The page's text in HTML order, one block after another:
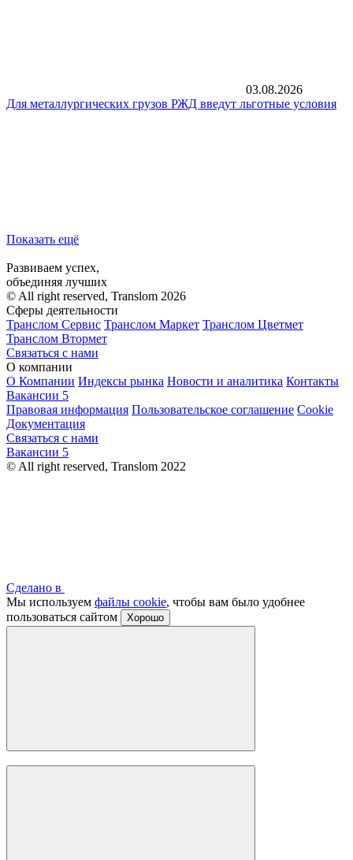
03.08.2026
Для металлургических грузов РЖД введут льготные условия
Показать ещё
Развиваем успех,
объединяя лучших
© All right reserved, Translom 2026
Сферы деятельности
Транслом Сервис Транслом Маркет Транслом Цветмет
Транслом Втормет
Связаться с нами
О компании
О Компании Индексы рынка Новости и аналитика Контакты
Вакансии 5
Правовая информация Пользовательское соглашение Cookie
Документация
Связаться с нами
Вакансии 5
© All right reserved, Translom 2022
Сделано в
Мы используем файлы cookie, чтобы вам было удобнее
пользоваться сайтом
Хорошо